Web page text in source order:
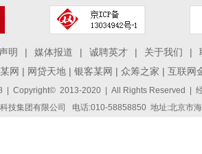
明 | 媒体报道 | 诚聘英才 | 关于我们 |
网 | 网贷天地 | 银客某网 | 众筹之家 | 互联网
| Copyright© 2013-2020 | All Rights Reserved | 经
技集团有限公司 电话:010-58858850 地址:北京市